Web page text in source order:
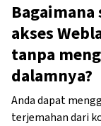
akses
tanpa
dalamnya?
Anda dapat
terjemahan dari